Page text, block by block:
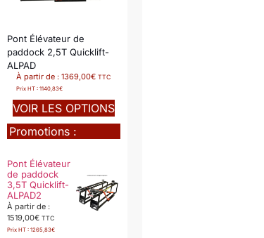
Pont Élévateur de
paddock 2,5T Quicklift-
ALPAD
À partir de :1369,00€ TTC
Prix HT :1140,83€
VOIR LES OPTIONS
Promotions :
Pont Élévateur
de paddock
3,5T Quicklift-
ALPAD2
À partir de :
1519,00€ TTC
Prix HT : 1265,83€